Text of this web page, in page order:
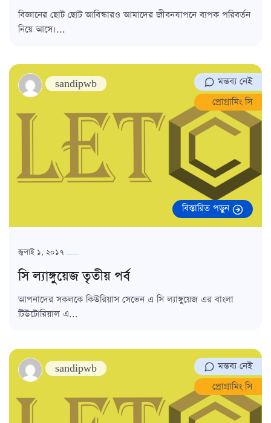
বিজ্ঞানের ছোট ছোট আবিস্কারও আমাদের জীবনযাপনে ব্যপক পরিবর্তন
নিয়ে আসে।...
sandipwb
মন্তব্য নেই
প্রোগ্রামিং সি
বিস্তারিত পড়ুন
জুলাই ১, ২০১৭
সি ল্যাঙ্গুয়েজ তৃতীয় পর্ব
আপনাদের সকলকে কিউরিয়াস সেভেন এ সি ল্যাঙ্গুয়েজ এর বাংলা
টিউটোরিয়াল এ...
sandipwb
মন্তব্য নেই
প্রোগ্রামিং সি